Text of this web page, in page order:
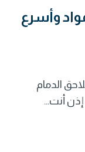
وأسرع
الدمام
أنت…